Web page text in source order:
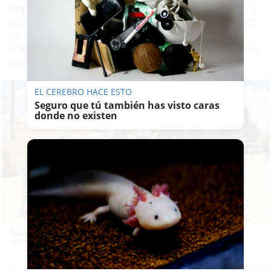
impedimentos para montar a más personas, y
dicen que así pierden dinero. El Ayuntamiento
ha retirado hasta cinco matrículas por
sobrecargar a los animales con más pasajeros
de los que permite la ordenanza
Policías con caballistas, frente a la Feria de Jerez. -
JUAN CARLOS TORO
EL CEREBRO HACE ESTO
Seguro que tú también has visto caras
donde no existen